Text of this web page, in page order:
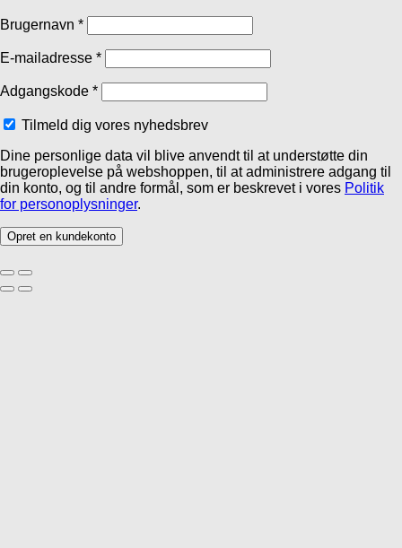
Brugernavn *
E-mailadresse *
Adgangskode *
Tilmeld dig vores nyhedsbrev
Dine personlige data vil blive anvendt til at understøtte din
brugeroplevelse på webshoppen, til at administrere adgang til
din konto, og til andre formål, som er beskrevet i vores Politik
for personoplysninger.
Opret en kundekonto